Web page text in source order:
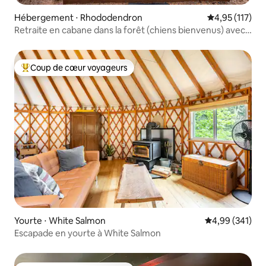
Hébergement ⋅ Rhododendron Évaluation
4,95 (117)
Retraite en cabane dans la forêt (chiens bienvenus) avec
Coups de cœur voyageurs les plus appréciés
Coup de cœur voyageurs
Yourte ⋅ White Salmon Évaluation
4,99 (341)
Escapade en yourte à White Salmon